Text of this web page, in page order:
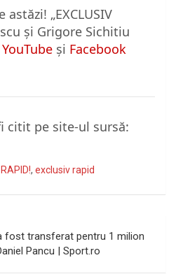
„EXCLUSIV
și Grigore Sichitiu
YouTube și Facebook
citit pe site-ul sursă:
, exclusiv rapid
fost transferat pentru 1 milion
Pancu | Sport.ro